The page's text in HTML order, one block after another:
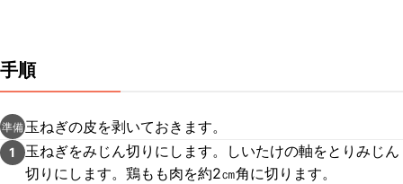
手順
準備 玉ねぎの皮を剥いておきます。
1
玉ねぎをみじん切りにします。しいたけの軸をとりみじん
切りにします。鶏もも肉を約2㎝角に切ります。